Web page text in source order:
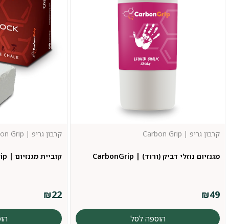
מגנזיום נוזלי דביק (ורוד) | CarbonGrip
קרבון גריפ | Carbon Grip
₪49
הוספה לסל
קוביית מגנזיום | CarbonGrip
קרבון גריפ | Carbon Grip
₪22